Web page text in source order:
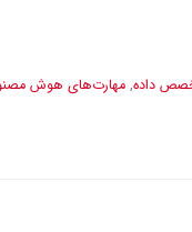
داده,مهارت‌های هوش